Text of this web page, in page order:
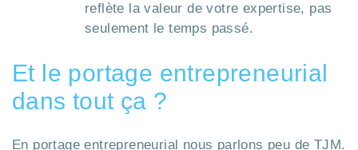
reflète la valeur de votre expertise, pas
seulement le temps passé.
Et le portage entrepreneurial
dans tout ça ?
En portage entrepreneurial nous parlons peu de TJM.